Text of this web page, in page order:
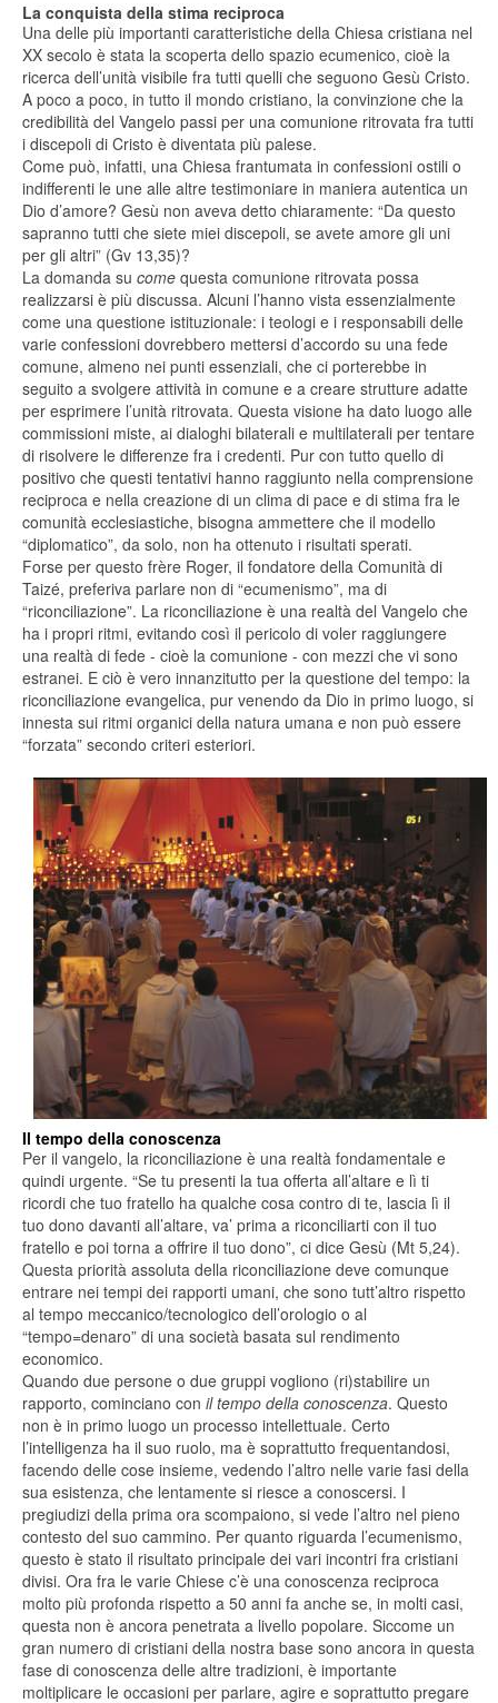
La conquista della stima reciproca
Una delle più importanti caratteristiche della Chiesa cristiana nel
XX secolo è stata la scoperta dello spazio ecumenico, cioè la
ricerca dell’unità visibile fra tutti quelli che seguono Gesù Cristo.
A poco a poco, in tutto il mondo cristiano, la convinzione che la
credibilità del Vangelo passi per una comunione ritrovata fra tutti
i discepoli di Cristo è diventata più palese.
Come può, infatti, una Chiesa frantumata in confessioni ostili o
indifferenti le une alle altre testimoniare in maniera autentica un
Dio d’amore? Gesù non aveva detto chiaramente: “Da questo
sapranno tutti che siete miei discepoli, se avete amore gli uni
per gli altri” (Gv 13,35)?
La domanda su come questa comunione ritrovata possa
realizzarsi è più discussa. Alcuni l’hanno vista essenzialmente
come una questione istituzionale: i teologi e i responsabili delle
varie confessioni dovrebbero mettersi d’accordo su una fede
comune, almeno nei punti essenziali, che ci porterebbe in
seguito a svolgere attività in comune e a creare strutture adatte
per esprimere l’unità ritrovata. Questa visione ha dato luogo alle
commissioni miste, ai dialoghi bilaterali e multilaterali per tentare
di risolvere le differenze fra i credenti. Pur con tutto quello di
positivo che questi tentativi hanno raggiunto nella comprensione
reciproca e nella creazione di un clima di pace e di stima fra le
comunità ecclesiastiche, bisogna ammettere che il modello
“diplomatico”, da solo, non ha ottenuto i risultati sperati.
Forse per questo frère Roger, il fondatore della Comunità di
Taizé, preferiva parlare non di “ecumenismo”, ma di
“riconciliazione”. La riconciliazione è una realtà del Vangelo che
ha i propri ritmi, evitando così il pericolo di voler raggiungere
una realtà di fede - cioè la comunione - con mezzi che vi sono
estranei. E ciò è vero innanzitutto per la questione del tempo: la
riconciliazione evangelica, pur venendo da Dio in primo luogo, si
innesta sui ritmi organici della natura umana e non può essere
“forzata” secondo criteri esteriori.
Il tempo della conoscenza
Per il vangelo, la riconciliazione è una realtà fondamentale e
quindi urgente. “Se tu presenti la tua offerta all’altare e lì ti
ricordi che tuo fratello ha qualche cosa contro di te, lascia lì il
tuo dono davanti all’altare, va’ prima a riconciliarti con il tuo
fratello e poi torna a offrire il tuo dono”, ci dice Gesù (Mt 5,24).
Questa priorità assoluta della riconciliazione deve comunque
entrare nei tempi dei rapporti umani, che sono tutt’altro rispetto
al tempo meccanico/tecnologico dell’orologio o al
“tempo=denaro” di una società basata sul rendimento
economico.
Quando due persone o due gruppi vogliono (ri)stabilire un
rapporto, cominciano con il tempo della conoscenza. Questo
non è in primo luogo un processo intellettuale. Certo
l’intelligenza ha il suo ruolo, ma è soprattutto frequentandosi,
facendo delle cose insieme, vedendo l’altro nelle varie fasi della
sua esistenza, che lentamente si riesce a conoscersi. I
pregiudizi della prima ora scompaiono, si vede l’altro nel pieno
contesto del suo cammino. Per quanto riguarda l’ecumenismo,
questo è stato il risultato principale dei vari incontri fra cristiani
divisi. Ora fra le varie Chiese c’è una conoscenza reciproca
molto più profonda rispetto a 50 anni fa anche se, in molti casi,
questa non è ancora penetrata a livello popolare. Siccome un
gran numero di cristiani della nostra base sono ancora in questa
fase di conoscenza delle altre tradizioni, è importante
moltiplicare le occasioni per parlare, agire e soprattutto pregare